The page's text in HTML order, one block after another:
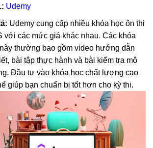
Udemy
Udemy cung cấp nhiều khóa học ôn thi
với các mức giá khác nhau. Các khóa
thường bao gồm video hướng dẫn
bài tập thực hành và bài kiểm tra mô
Đầu tư vào khóa học chất lượng cao
giúp bạn chuẩn bị tốt hơn cho kỳ thi.